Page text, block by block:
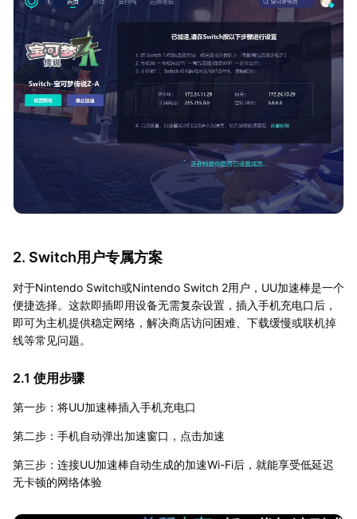
2. Switch用户专属方案
对于Nintendo Switch或Nintendo Switch 2用户，UU加速棒是一个
便捷选择。这款即插即用设备无需复杂设置，插入手机充电口后，
即可为主机提供稳定网络，解决商店访问困难、下载缓慢或联机掉
线等常见问题。
2.1 使用步骤
第一步：将UU加速棒插入手机充电口
第二步：手机自动弹出加速窗口，点击加速
第三步：连接UU加速棒自动生成的加速Wi-Fi后，就能享受低延迟
无卡顿的网络体验